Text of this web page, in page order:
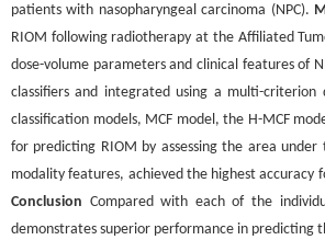
patients with nasopharyngeal carcinoma (NPC).
RIOM following radiotherapy at the Affiliated
dose-volume parameters and clinical features of
classifiers and integrated using a multi-criterion
classification models, MCF model, the H-MCF
for predicting RIOM by assessing the area under
modality features, achieved the highest accuracy
Conclusion Compared with each of the
demonstrates superior performance in predicting